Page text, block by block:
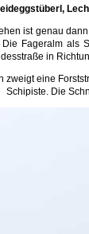
ist genau
Fageralm als
in
zweigt eine
Schipiste. Die